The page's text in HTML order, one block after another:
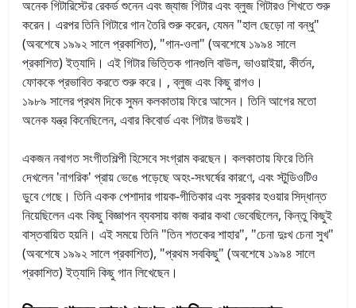
অনেক গিটারিস্টের রেকর্ড শুনেন এবং জ্যাজ গিটার এবং ব্লুজ গিটারও শিখতে শুরু
করেন। এরপর তিনি গিটারে গান তৈরি শুরু করেন, যেমন "হাল ছেড়ো না বন্ধু"
(অবশেষে ১৯৯২ সালে প্রকাশিত), "গান-ওলা" (অবশেষে ১৯৯৪ সালে
প্রকাশিত) ইত্যাদি। এই গিটার ভিত্তিক গানগুলি বাউল, ভাওয়াইয়া, কীর্তন,
ফোককে প্রভাবিত করতে শুরু করে। , ব্লুজ এবং কিছু রাগও।
১৯৮৯ সালের প্রথম দিকে সুমন কলকাতায় ফিরে আসেন। তিনি আগের মতো
অনেক যন্ত্র কিনেছিলেন, এবার কিবোর্ড এবং গিটার উভয়ই।
একজন নবাগত সংগীতশিল্পী হিসেবে সংগ্রাম করছেন । কলকাতায় ফিরে তিনি
দেখলেন 'নাগরিক' প্রায় ভেঙে পড়েছে অহং-সংঘর্ষের কারণে, এবং স্টুডিওটিও
ডুবে গেছে। তিনি একক পেশাদার গায়ক-গীতিকার এবং সুরকার হওয়ার সিদ্ধান্ত
নিয়েছিলেন এবং কিছু বিজ্ঞাপন ব্যবসায় কাজ করার কথা ভেবেছিলেন, কিন্তু কিছুই
বাস্তবায়িত হয়নি। এই সময়ে তিনি "তিন শতকের শাহার", "চেনা দুঃখ চেনা সুখ"
(অবশেষে ১৯৯২ সালে প্রকাশিত), "প্রথম সবকিছু" (অবশেষে ১৯৯৪ সালে
প্রকাশিত) ইত্যাদি কিছু গান লিখেছেন।